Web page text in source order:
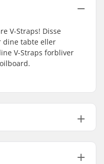
V-Straps! Disse
dine tabte eller
V-Straps forbliver